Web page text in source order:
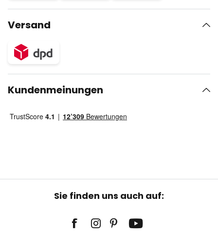
Versand
Kundenmeinungen
Sie finden uns auch auf: